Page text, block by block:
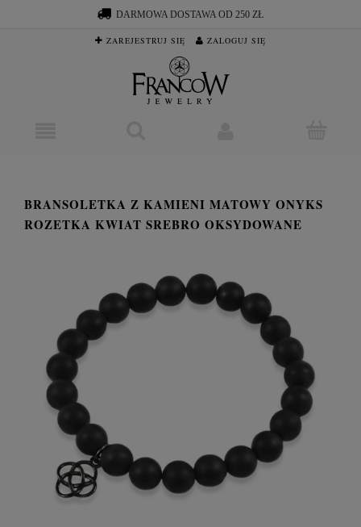
DARMOWA DOSTAWA OD 250 ZŁ
ZAREJESTRUJ SIĘ ZALOGUJ SIĘ
BRANSOLETKA Z KAMIENI MATOWY ONYKS
ROZETKA KWIAT SREBRO OKSYDOWANE